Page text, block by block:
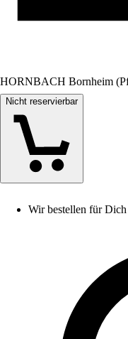
HORNBACH Bornheim
Nicht reservierbar
Wir bestellen für